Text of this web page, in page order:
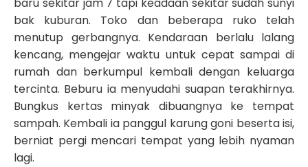
baru sekitar jam 7 tapi keadaan sekitar sudah sunyi
bak kuburan. Toko dan beberapa ruko telah
menutup gerbangnya. Kendaraan berlalu lalang
kencang, mengejar waktu untuk cepat sampai di
rumah dan berkumpul kembali dengan keluarga
tercinta. Beburu ia menyudahi suapan terakhirnya.
Bungkus kertas minyak dibuangnya ke tempat
sampah. Kembali ia panggul karung goni beserta isi,
berniat pergi mencari tempat yang lebih nyaman
lagi.